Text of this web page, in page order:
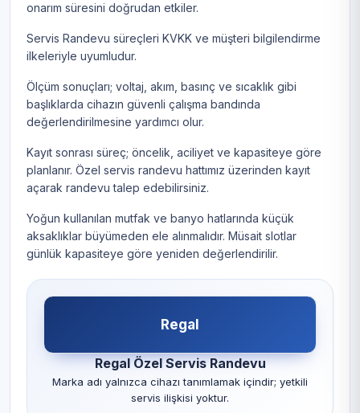
onarım süresini doğrudan etkiler.
Servis Randevu süreçleri KVKK ve müşteri bilgilendirme
ilkeleriyle uyumludur.
Ölçüm sonuçları; voltaj, akım, basınç ve sıcaklık gibi
başlıklarda cihazın güvenli çalışma bandında
değerlendirilmesine yardımcı olur.
Kayıt sonrası süreç; öncelik, aciliyet ve kapasiteye göre
planlanır. Özel servis randevu hattımız üzerinden kayıt
açarak randevu talep edebilirsiniz.
Yoğun kullanılan mutfak ve banyo hatlarında küçük
aksaklıklar büyümeden ele alınmalıdır. Müsait slotlar
günlük kapasiteye göre yeniden değerlendirilir.
Regal
Regal Özel Servis Randevu
Marka adı yalnızca cihazı tanımlamak içindir; yetkili
servis ilişkisi yoktur.